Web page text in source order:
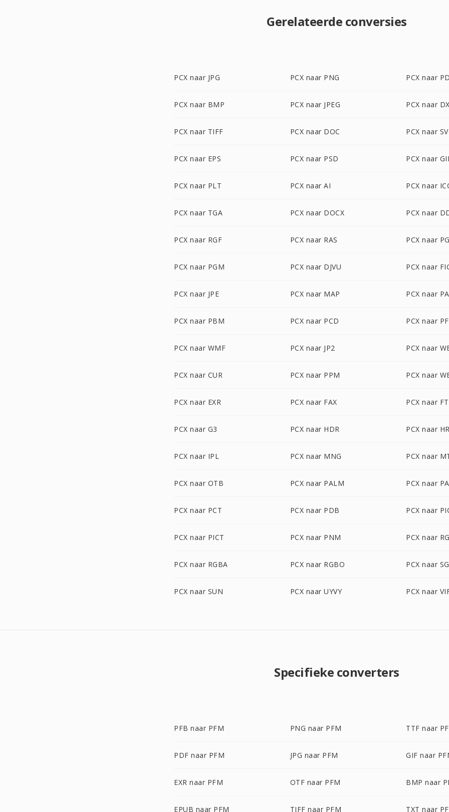
Gerelateerde conversies
PCX naar JPG PCX naar PNG PCX naar
PCX naar BMP PCX naar JPEG PCX naar
PCX naar TIFF PCX naar DOC PCX naar
PCX naar EPS PCX naar PSD PCX naar
PCX naar PLT PCX naar AI PCX naar
PCX naar TGA PCX naar DOCX PCX naar
PCX naar RGF PCX naar RAS PCX naar
PCX naar PGM PCX naar DJVU PCX naar
PCX naar JPE PCX naar MAP PCX naar
PCX naar PBM PCX naar PCD PCX naar
PCX naar WMF PCX naar JP2 PCX naar
PCX naar CUR PCX naar PPM PCX naar
PCX naar EXR PCX naar FAX PCX naar
PCX naar G3 PCX naar HDR PCX naar
PCX naar IPL PCX naar MNG PCX naar
PCX naar OTB PCX naar PALM PCX naar
PCX naar PCT PCX naar PDB PCX naar
PCX naar PICT PCX naar PNM PCX naar
PCX naar RGBA PCX naar RGBO PCX naar
PCX naar SUN PCX naar UYVY PCX naar
Specifieke converters
PFB naar PFM PNG naar PFM TTF naar
PDF naar PFM JPG naar PFM GIF naar
EXR naar PFM OTF naar PFM BMP naar
EPUB naar PFM TIFF naar PFM TXT naar